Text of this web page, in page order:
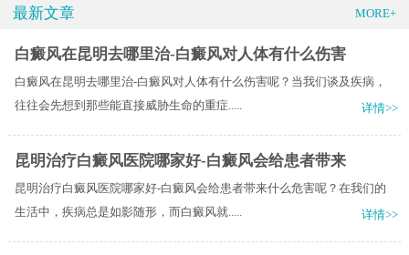
最新文章 MORE+
白癜风在昆明去哪里治-白癜风对人体有什么伤害
白癜风在昆明去哪里治-白癜风对人体有什么伤害呢？当我们谈及疾病，
往往会先想到那些能直接威胁生命的重症.....
详情>>
昆明治疗白癜风医院哪家好-白癜风会给患者带来
昆明治疗白癜风医院哪家好-白癜风会给患者带来什么危害呢？在我们的
生活中，疾病总是如影随形，而白癜风就.....
详情>>